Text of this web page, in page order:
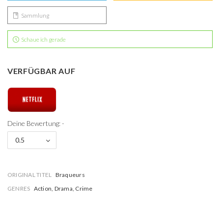
Sammlung
Schaue ich gerade
VERFÜGBAR AUF
Deine Bewertung: -
0.5
ORIGINAL TITEL Braqueurs
GENRES Action, Drama, Crime